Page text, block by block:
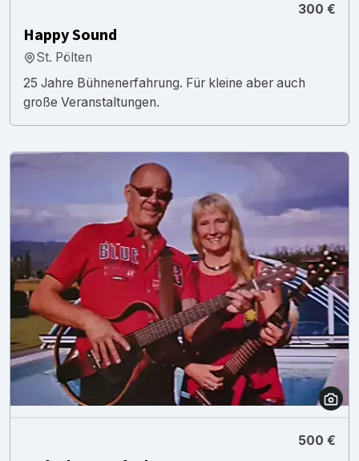
300 €
Happy Sound
St. Pölten
25 Jahre Bühnenerfahrung. Für kleine aber auch
große Veranstaltungen.
500 €